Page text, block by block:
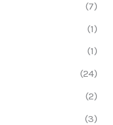
(7)
(1)
(1)
(24)
(2)
(3)